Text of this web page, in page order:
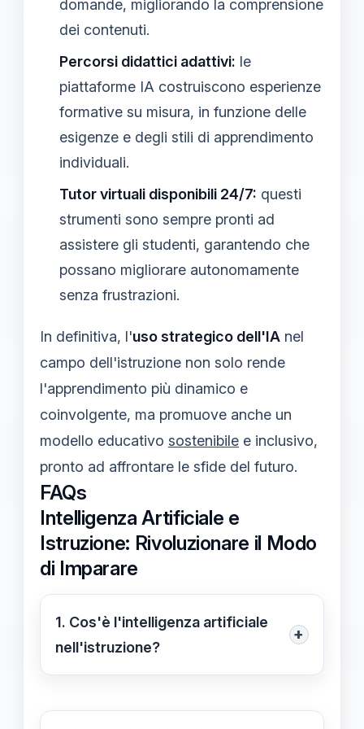
domande, migliorando la comprensione
dei contenuti.
Percorsi didattici adattivi: le
piattaforme IA costruiscono esperienze
formative su misura, in funzione delle
esigenze e degli stili di apprendimento
individuali.
Tutor virtuali disponibili 24/7: questi
strumenti sono sempre pronti ad
assistere gli studenti, garantendo che
possano migliorare autonomamente
senza frustrazioni.
In definitiva, l'uso strategico dell'IA nel
campo dell'istruzione non solo rende
l'apprendimento più dinamico e
coinvolgente, ma promuove anche un
modello educativo sostenibile e inclusivo,
pronto ad affrontare le sfide del futuro.
FAQs
Intelligenza Artificiale e
Istruzione: Rivoluzionare il Modo
di Imparare
1. Cos'è l'intelligenza artificiale
nell'istruzione?
+
L'intelligenza artificiale nell'istruzione